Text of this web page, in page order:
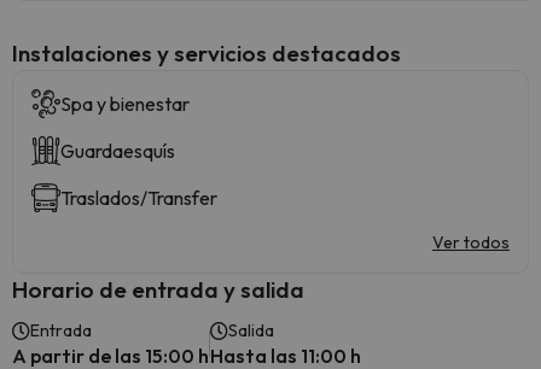
Instalaciones y servicios destacados
Spa y bienestar
Guardaesquís
Traslados/Transfer
Ver todos
Horario de entrada y salida
Entrada
A partir de las 15:00 h
Salida
Hasta las 11:00 h